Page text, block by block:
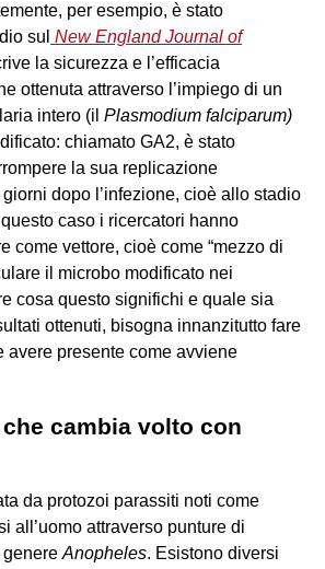
per esempio, è stato
sul New England Journal of
la sicurezza e l’efficacia
ottenuta attraverso l’impiego di un
intero (il Plasmodium falciparum)
chiamato GA2, è stato
la sua replicazione
dopo l’infezione, cioè allo stadio
caso i ricercatori hanno
come vettore, cioè come “mezzo di
il microbo modificato nei
cosa questo significhi e quale sia
ottenuti, bisogna innanzitutto fare
avere presente come avviene
cambia volto con
da protozoi parassiti noti come
all’uomo attraverso punture di
Anopheles. Esistono diversi